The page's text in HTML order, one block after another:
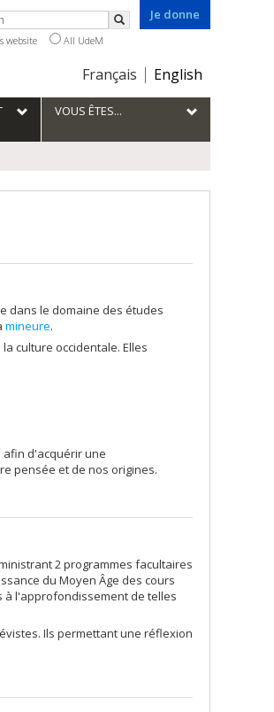
Je donne
Choix
la
langue
Français English
Search
website All UdeM
VOUS ÊTES...
dans le domaine des études
mineure.
culture occidentale. Elles
afin d'acquérir une
pensée et de nos origines.
2 programmes facultaires
du Moyen Âge des cours
à l'approfondissement de telles
Ils permettant une réflexion